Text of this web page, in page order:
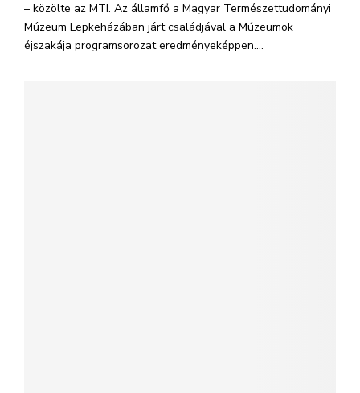
– közölte az MTI. Az államfő a Magyar Természettudományi
Múzeum Lepkeházában járt családjával a Múzeumok
éjszakája programsorozat eredményeképpen....